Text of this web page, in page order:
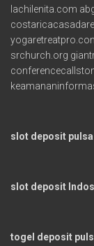
lachilenita.com
srchurch.org
slot deposit pulsa
slot deposit
togel deposit